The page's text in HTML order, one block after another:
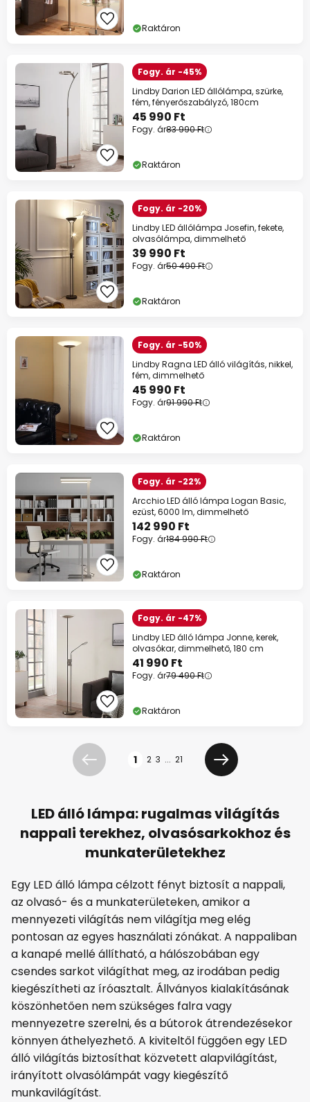
Raktáron
Fogy. ár -45%
Lindby Darion LED állólámpa, szürke,
fém, fényerőszabályzó, 180cm
45 990 Ft
Fogy. ár83 990 Ft
Raktáron
Fogy. ár -20%
Lindby LED állólámpa Josefin, fekete,
olvasólámpa, dimmelhető
39 990 Ft
Fogy. ár50 490 Ft
Raktáron
Fogy. ár -50%
Lindby Ragna LED álló világítás, nikkel,
fém, dimmelhető
45 990 Ft
Fogy. ár91 990 Ft
Raktáron
Fogy. ár -22%
Arcchio LED álló lámpa Logan Basic,
ezüst, 6000 lm, dimmelhető
142 990 Ft
Fogy. ár184 990 Ft
Raktáron
Fogy. ár -47%
Lindby LED álló lámpa Jonne, kerek,
olvasókar, dimmelhető, 180 cm
41 990 Ft
Fogy. ár79 490 Ft
Raktáron
Előző 1 2 3 ... 21
Következő
LED álló lámpa: rugalmas világítás
nappali terekhez, olvasósarkokhoz és
munkaterületekhez
Egy LED álló lámpa célzott fényt biztosít a nappali,
az olvasó- és a munkaterületeken, amikor a
mennyezeti világítás nem világítja meg elég
pontosan az egyes használati zónákat. A nappaliban
a kanapé mellé állítható, a hálószobában egy
csendes sarkot világíthat meg, az irodában pedig
kiegészítheti az íróasztalt. Állványos kialakításának
köszönhetően nem szükséges falra vagy
mennyezetre szerelni, és a bútorok átrendezésekor
könnyen áthelyezhető. A kiviteltől függően egy LED
álló világítás biztosíthat közvetett alapvilágítást,
irányított olvasólámpát vagy kiegészítő
munkavilágítást.